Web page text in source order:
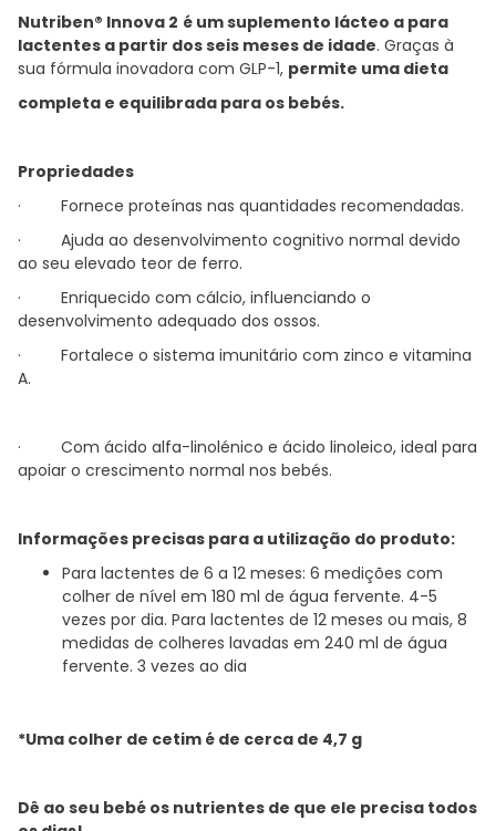
Nutriben® Innova 2 é um suplemento lácteo a para
lactentes a partir dos seis meses de idade. Graças à
sua fórmula inovadora com GLP-1, permite uma dieta
completa e equilibrada para os bebés.
Propriedades
· Fornece proteínas nas quantidades recomendadas.
· Ajuda ao desenvolvimento cognitivo normal devido
ao seu elevado teor de ferro.
· Enriquecido com cálcio, influenciando o
desenvolvimento adequado dos ossos.
· Fortalece o sistema imunitário com zinco e vitamina
A.
· Com ácido alfa-linolénico e ácido linoleico, ideal para
apoiar o crescimento normal nos bebés.
Informações precisas para a utilização do produto:
Para lactentes de 6 a 12 meses: 6 medições com
colher de nível em 180 ml de água fervente. 4-5
vezes por dia. Para lactentes de 12 meses ou mais, 8
medidas de colheres lavadas em 240 ml de água
fervente. 3 vezes ao dia
*Uma colher de cetim é de cerca de 4,7 g
Dê ao seu bebé os nutrientes de que ele precisa todos